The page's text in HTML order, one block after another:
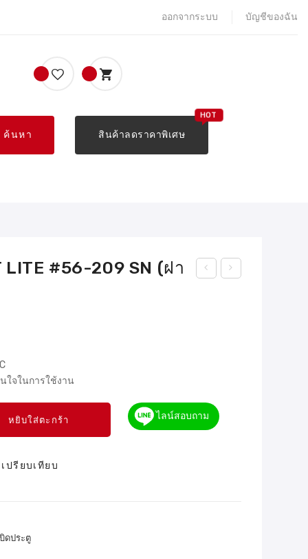
ออกจากระบบ บัญชีของฉัน
ค้นหา สินค้าลดราคาพิเศษ
LITE #56-209 SN (ฝา
ใจในการใช้งาน
หยิบใส่ตะกร้า ไลน์สอบถาม
เปรียบเทียบ
ดประตู